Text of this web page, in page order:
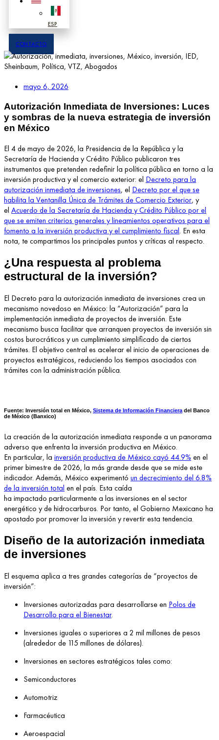
ESP
CONTACTO
mayo 6, 2026
Autorización Inmediata de Inversiones: Luces
y sombras de la nueva estrategia de inversión
en México
El 4 de mayo de 2026, la Presidencia de la República y la
Secretaría de Hacienda y Crédito Público publicaron tres
instrumentos quepretenden redefinir la política pública en torno a la
inversión productiva y el comercio exterior: el Decreto para la
autorización inmediata de inversiones, el Decreto por el que se
habilita la Ventanilla Única de Trámites de Comercio Exterior, y
el Acuerdo de la Secretaría de Hacienda y Crédito Público por el
que se emiten criterios generales y lineamientos operativos para el
fomento a la inversión productiva y el cumplimiento fiscal. En esta
nota, te compartimos los principales puntos y críticas al respecto.
¿Una respuesta al problema
estructural de la inversión?
El Decreto para la autorización inmediata de inversiones crea un
mecanismo novedoso en México: la “Autorización” para la
implementación inmediata de proyectos de inversión. Este
mecanismo busca facilitar que arranquen proyectos de inversión sin
costos burocráticos y un cumplimiento simplificado de ciertos
trámites. El objetivo central es acelerar el inicio de operaciones de
proyectos estratégicos, reduciendo los tiempos asociados con
trámites con la administración pública.
Fuente: Inversión total en México, Sistema de Información Financiera del Banco
de México (Banxico)
La creación de la autorización inmediata responde a un panorama
adverso que enfrenta la inversión productiva en México.
En particular, la inversión productiva de México cayó 44.9% en el
primer bimestre de 2026, la más grande desde que se mide este
indicador. Además, México experimentó un decrecimiento del 6.8%
de la inversión total en el país. Esta caída
ha impactado particularmente a las inversiones en el sector
energético y de hidrocarburos. Por tanto, el Gobierno Mexicano ha
apostado por promover la inversión y revertir esta tendencia.
Diseño de la autorización inmediata
de inversiones
El esquema aplica a tres grandes categorías de “proyectos de
inversión”:
Inversiones autorizadas para desarrollarse en Polos de
Desarrollo para el Bienestar.
Inversiones iguales o superiores a 2 mil millones de pesos
(alrededor de 115 millones de dólares).
Inversiones en sectores estratégicos tales como:
Semiconductores
Automotriz
Farmacéutica
Aeroespacial